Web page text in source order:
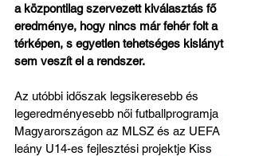
a központilag szervezett kiválasztás fő
eredménye, hogy nincs már fehér folt a
térképen, s egyetlen tehetséges kislányt
sem veszít el a rendszer.
Az utóbbi időszak legsikeresebb és
legeredményesebb női futballprogramja
Magyarországon az MLSZ és az UEFA
leány U14-es fejlesztési projektje Kiss